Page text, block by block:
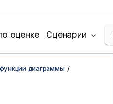
оценке Сценарии
диаграммы